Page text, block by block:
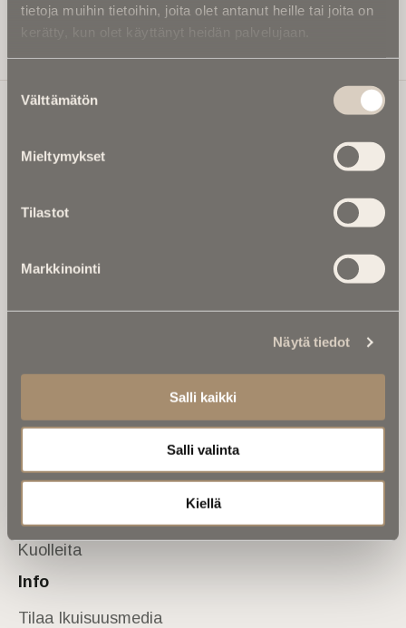
tietoja muihin tietoihin, joita olet antanut heille tai joita on
kerätty, kun olet käyttänyt heidän palvelujaan.
valinta
Välttämätön
Mieltymykset
Tilastot
Markkinointi
Näytä tiedot
Salli kaikki
Salli valinta
Kiellä
Tilaa Uutiskirje
Ikuisuusmedia
valtakunnallinen mediabrändi. Julkaisemme uusimmat
kuolinuutiset ja kuolintiedot.
Anna palautetta
Muistokirjoituksia
Kuolema koskettaa
Asiantuntijoilta
Kuolleita
Info
Tilaa Ikuisuusmedia